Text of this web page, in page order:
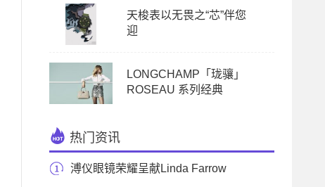
天梭表以无畏之“芯”伴您
迎
LONGCHAMP「珑骧」
ROSEAU 系列经典
热门资讯
溥仪眼镜荣耀呈献Linda Farrow